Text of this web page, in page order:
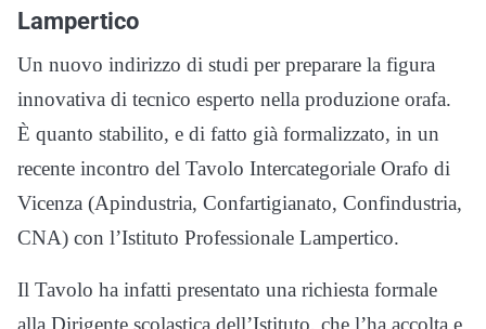
Lampertico
Un nuovo indirizzo di studi per preparare la figura
innovativa di tecnico esperto nella produzione orafa.
È quanto stabilito, e di fatto già formalizzato, in un
recente incontro del Tavolo Intercategoriale Orafo di
Vicenza (Apindustria, Confartigianato, Confindustria,
CNA) con l’Istituto Professionale Lampertico.
Il Tavolo ha infatti presentato una richiesta formale
alla Dirigente scolastica dell’Istituto, che l’ha accolta e